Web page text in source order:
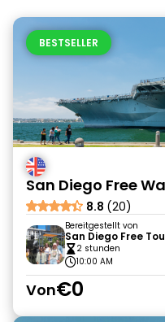
BESTSELLER
San Diego Free
8.8 (20)
Bereitgestellt von
San Diego Free
2 stunden
10:00 AM
Von€0